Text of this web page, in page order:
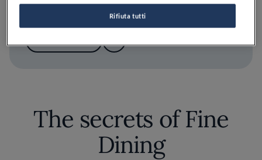
cambiato la vita?
The secrets of Fine
Dining
Rifiuta tutti